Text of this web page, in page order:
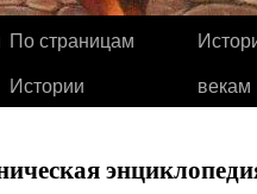
По страницам
Истории
векам